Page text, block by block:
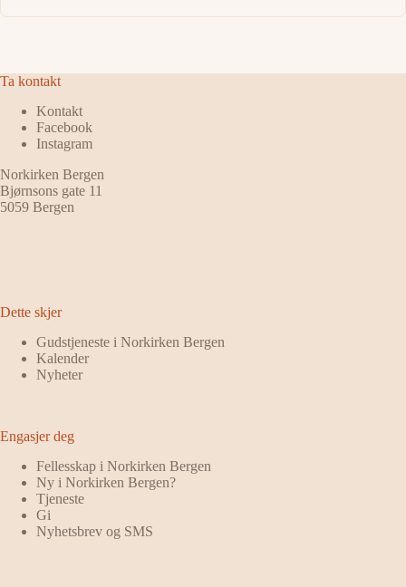
Ta kontakt
Kontakt
Facebook
Instagram
Norkirken Bergen
Bjørnsons gate 11
5059 Bergen
Dette skjer
Gudstjeneste i Norkirken Bergen
Kalender
Nyheter
Engasjer deg
Fellesskap i Norkirken Bergen
Ny i Norkirken Bergen?
Tjeneste
Gi
Nyhetsbrev og SMS